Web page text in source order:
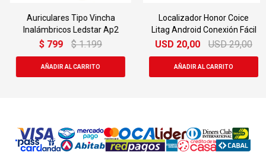
Auriculares Tipo Vincha
Inalámbricos Ledstar Ap2
$ 799 $ 1.199
Localizador Honor Coice
Litag Android Conexión Fácil
USD 20,00 USD 29,00